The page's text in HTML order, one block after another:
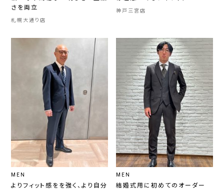
さを両立
札幌大通り店
神戸三宮店
MEN
よりフィット感をを強く、より自分
MEN
結婚式用に初めてのオーダー